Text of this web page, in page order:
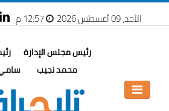
الأحد، 09 أغسطس 2026 12:57 م
رئيس مجلس الإدارة
محمد نجيب